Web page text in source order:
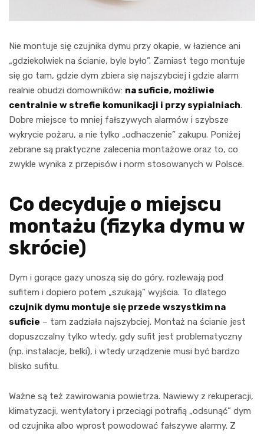
Nie montuje się czujnika dymu przy okapie, w łazience ani
„gdziekolwiek na ścianie, byle było”. Zamiast tego montuje
się go tam, gdzie dym zbiera się najszybciej i gdzie alarm
realnie obudzi domowników: na suficie, możliwie
centralnie w strefie komunikacji i przy sypialniach.
Dobre miejsce to mniej fałszywych alarmów i szybsze
wykrycie pożaru, a nie tylko „odhaczenie” zakupu. Poniżej
zebrane są praktyczne zalecenia montażowe oraz to, co
zwykle wynika z przepisów i norm stosowanych w Polsce.
Co decyduje o miejscu
montażu (fizyka dymu w
skrócie)
Dym i gorące gazy unoszą się do góry, rozlewają pod
sufitem i dopiero potem „szukają” wyjścia. To dlatego
czujnik dymu montuje się przede wszystkim na
suficie – tam zadziała najszybciej. Montaż na ścianie jest
dopuszczalny tylko wtedy, gdy sufit jest problematyczny
(np. instalacje, belki), i wtedy urządzenie musi być bardzo
blisko sufitu.
Ważne są też zawirowania powietrza. Nawiewy z rekuperacji,
klimatyzacji, wentylatory i przeciągi potrafią „odsunąć” dym
od czujnika albo wprost powodować fałszywe alarmy. Z